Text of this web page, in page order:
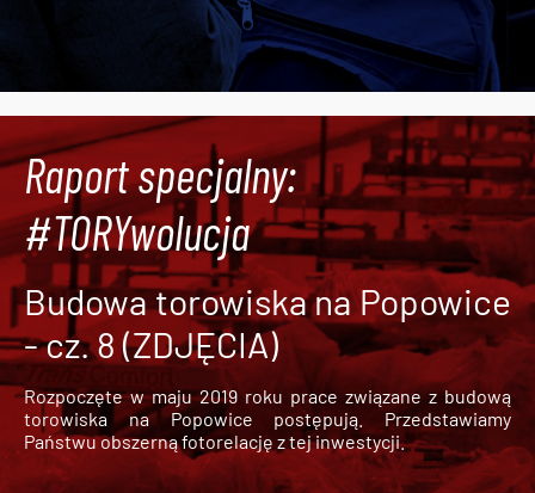
Raport specjalny:
#TORYwolucja
Budowa torowiska na Popowice
- cz. 8 (ZDJĘCIA)
Rozpoczęte w maju 2019 roku prace związane z budową
torowiska na Popowice
postępują. Przedstawiamy
Państwu obszerną fotorelację z tej inwestycji.